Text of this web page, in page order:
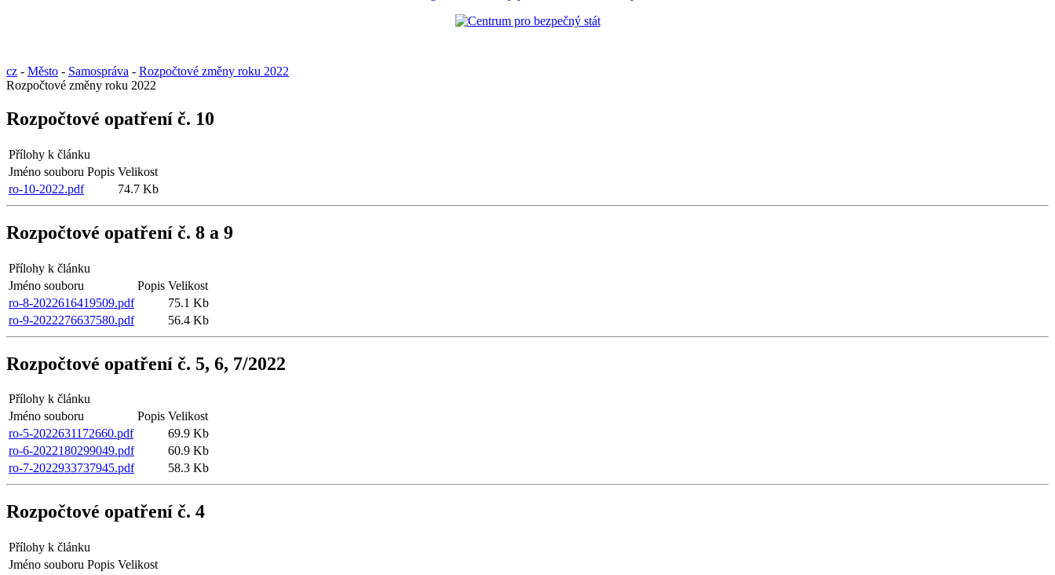
cz - Město - Samospráva - Rozpočtové změny roku 2022
Rozpočtové změny roku 2022
Rozpočtové opatření č. 10
Přílohy k článku
Jméno souboru Popis Velikost
ro-10-2022.pdf
74.7 Kb
Rozpočtové opatření č. 8 a 9
Přílohy k článku
Jméno souboru
Popis Velikost
ro-8-2022616419509.pdf
75.1 Kb
ro-9-2022276637580.pdf
56.4 Kb
Rozpočtové opatření č. 5, 6, 7/2022
Přílohy k článku
Jméno souboru
Popis Velikost
ro-5-2022631172660.pdf
69.9 Kb
ro-6-2022180299049.pdf
60.9 Kb
ro-7-2022933737945.pdf
58.3 Kb
Rozpočtové opatření č. 4
Přílohy k článku
Jméno souboru Popis Velikost